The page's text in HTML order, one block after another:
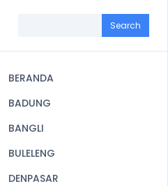
navigation
BERANDA
BADUNG
BANGLI
BULELENG
DENPASAR